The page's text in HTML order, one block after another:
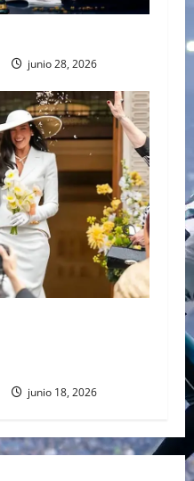
junio 28, 2026
junio 18, 2026